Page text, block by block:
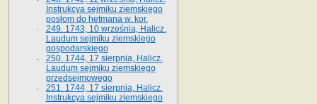
Instrukcya sejmiku ziemskiego
posłom do hetmana w. kor.
249. 1743, 10 września, Halicz.
Laudum sejmiku ziemskiego
gospodarskiego
250. 1744, 17 sierpnia, Halicz.
Laudum sejmiku ziemskiego
przedsejmowego
251. 1744, 17 sierpnia, Halicz.
Instrukcya sejmiku ziemskiego